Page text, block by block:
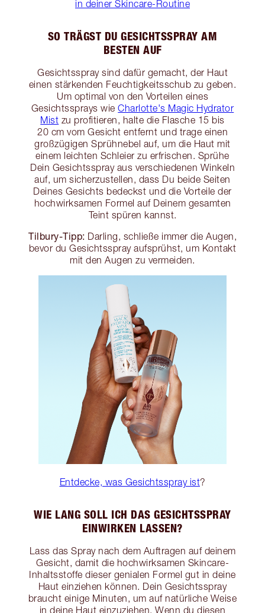
in deiner Skincare-Routine
SO TRÄGST DU GESICHTSSPRAY AM
BESTEN AUF
Gesichtsspray sind dafür gemacht, der Haut
einen stärkenden Feuchtigkeitsschub zu geben.
Um optimal von den Vorteilen eines
Gesichtssprays wieCharlotte's Magic Hydrator
Mist zu profitieren, halte die Flasche 15 bis
20 cm vom Gesicht entfernt und trage einen
großzügigen Sprühnebel auf, um die Haut mit
einem leichten Schleier zu erfrischen. Sprühe
Dein Gesichtsspray aus verschiedenen Winkeln
auf, um sicherzustellen, dass Du beide Seiten
Deines Gesichts bedeckst und die Vorteile der
hochwirksamen Formel auf Deinem gesamten
Teint spüren kannst.
Tilbury-Tipp: Darling, schließe immer die Augen,
bevor du Gesichtsspray aufsprühst, um Kontakt
mit den Augen zu vermeiden.
Entdecke, was Gesichtsspray ist?
WIE LANG SOLL ICH DAS GESICHTSSPRAY
EINWIRKEN LASSEN?
Lass das Spray nach dem Auftragen auf deinem
Gesicht, damit die hochwirksamen Skincare-
Inhaltsstoffe dieser genialen Formel gut in deine
Haut einziehen können. Dein Gesichtsspray
braucht einige Minuten, um auf natürliche Weise
in deine Haut einzuziehen. Wenn du diesen